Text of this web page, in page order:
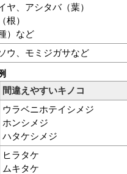
ヤ、アシタバ（葉）
根）
）など
ウ、モミジガサなど
間違えやすいキノコ
ウラベニホテイシメジ
ホンシメジ
ハタケシメジ
ヒラタケ
ムキタケ